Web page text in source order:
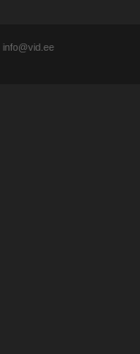
info@vid.ee